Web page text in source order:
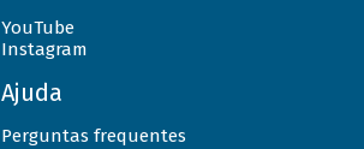
YouTube
Instagram
Ajuda
Perguntas frequentes